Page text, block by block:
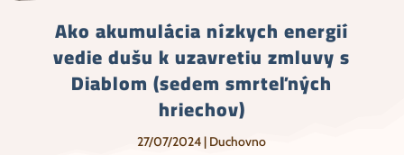
Ako akumulácia nízkych energií
vedie dušu k uzavretiu zmluvy s
Diablom (sedem smrteľných
hriechov)
27/07/2024| Duchovno